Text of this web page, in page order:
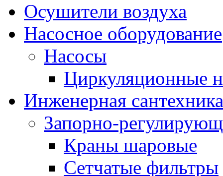
Осушители воздуха
Насосное оборудование
Насосы
Циркуляционные
Инженерная сантехника
Запорно-
Краны шаровые
Сетчатые фильтры